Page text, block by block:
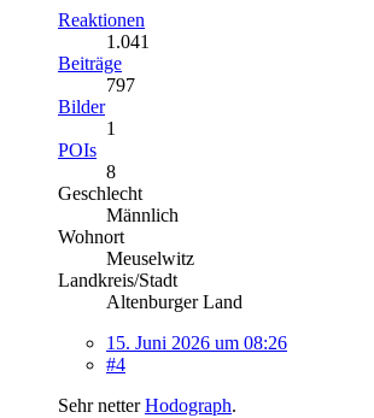
Reaktionen
1.041
Beiträge
797
Bilder
1
POIs
8
Geschlecht
Männlich
Wohnort
Meuselwitz
Landkreis/Stadt
Altenburger Land
15. Juni 2026 um 08:26
#4
Sehr netterHodograph.